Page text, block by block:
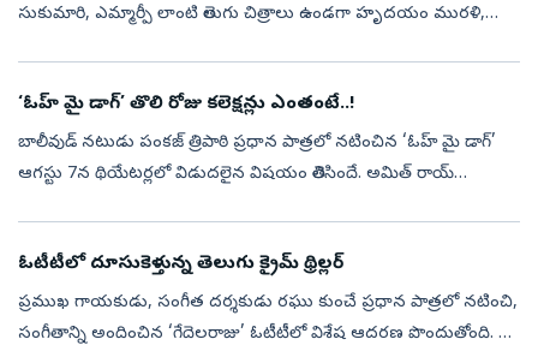
సుకుమారి, ఎమ్మార్పీ లాంటి తెలుగు చిత్రాలు ఉండగా హృదయం మురళి,
‘ఓహ్‌ మై డాగ్‌’ తొలి రోజు కలెక్షన్లు ఎంతంటే..!
బాలీవుడ్‌ నటుడు పంకజ్‌ త్రిపాఠి ప్రధాన పాత్రలో నటించిన ‘ఓహ్‌ మై డాగ్‌’
ఆగస్టు 7న థియేటర్లలో విడుదలైన విషయం తెలిసిందే. అమిత్‌ రాయ్‌
ఓటీటీలో దూసుకెళ్తున్న తెలుగు క్రైమ్‌ థ్రిల్లర్‌
ప్ర‌ముఖ గాయ‌కుడు, సంగీత ద‌ర్శ‌కుడు రఘు కుంచే ప్రధాన పాత్రలో నటించి,
సంగీతాన్ని అందించిన ‘గేదెలరాజు’ ఓటీటీలో విశేష ఆదరణ పొందుతోంది. ఈ